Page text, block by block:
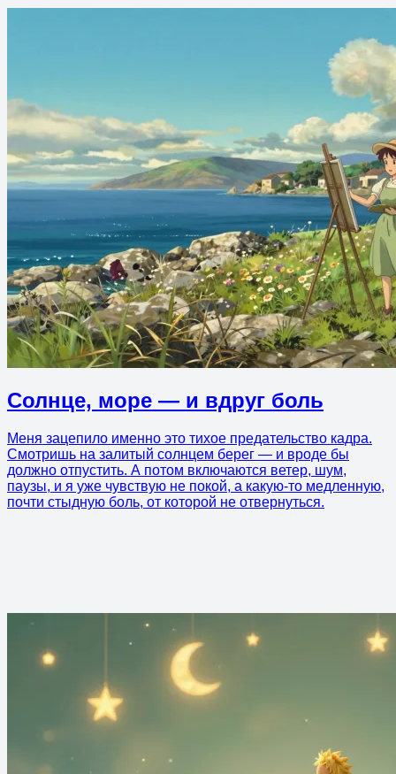
Солнце, море — и вдруг боль
Меня зацепило именно это тихое предательство кадра.
Смотришь на залитый солнцем берег — и вроде бы
должно отпустить. А потом включаются ветер, шум,
паузы, и я уже чувствую не покой, а какую-то медленную,
почти стыдную боль, от которой не отвернуться.